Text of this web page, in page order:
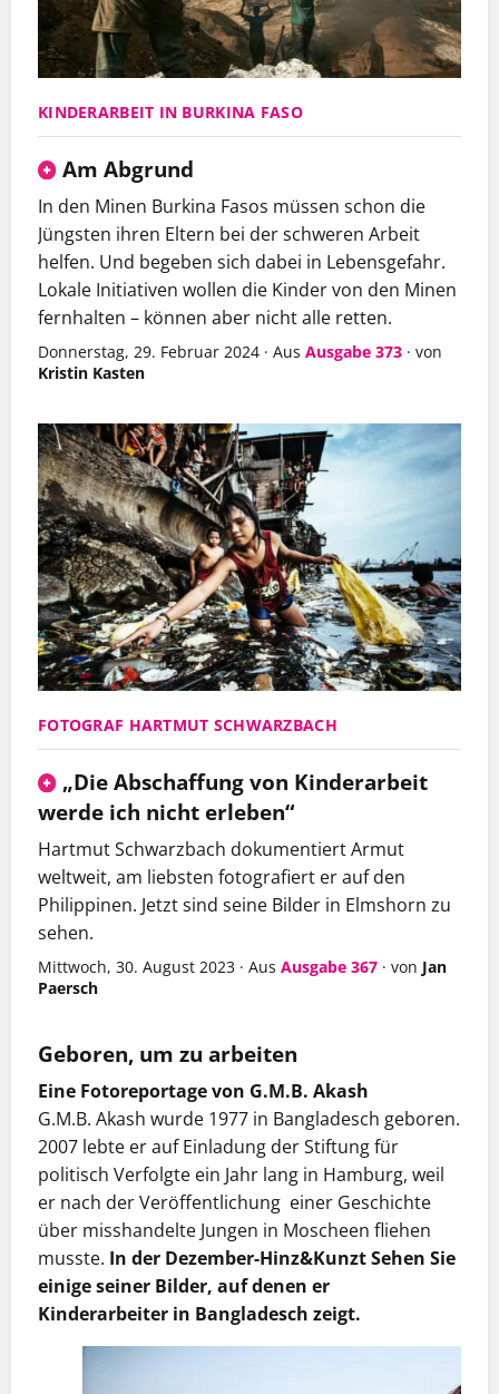
KINDERARBEIT IN BURKINA FASO
Am Abgrund
In den Minen Burkina Fasos müssen schon die
Jüngsten ihren Eltern bei der schweren Arbeit
helfen. Und begeben sich dabei in Lebensgefahr.
Lokale Initiativen wollen die Kinder von den Minen
fernhalten – können aber nicht alle retten.
Donnerstag, 29. Februar 2024 · Aus Ausgabe 373 · von
Kristin Kasten
FOTOGRAF HARTMUT SCHWARZBACH
„Die Abschaffung von Kinderarbeit
werde ich nicht erleben“
Hartmut Schwarzbach dokumentiert Armut
weltweit, am liebsten fotografiert er auf den
Philippinen. Jetzt sind seine Bilder in Elmshorn zu
sehen.
Mittwoch, 30. August 2023 · Aus Ausgabe 367 · von Jan
Paersch
Geboren, um zu arbeiten
Eine Fotoreportage von G.M.B. Akash
G.M.B. Akash wurde 1977 in Bangladesch geboren.
2007 lebte er auf Einladung der Stiftung für
politisch Verfolgte ein Jahr lang in Hamburg, weil
er nach der Veröffentlichung einer Geschichte
über misshandelte Jungen in Moscheen fliehen
musste. In der Dezember-Hinz&Kunzt Sehen Sie
einige seiner Bilder, auf denen er
Kinderarbeiter in Bangladesch zeigt.